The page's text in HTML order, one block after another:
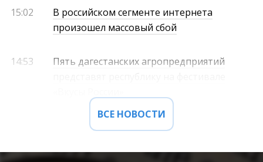
15:02
В российском сегменте интернета
произошел массовый сбой
14:53
Пять дагестанских агропредприятий
ВСЕ НОВОСТИ